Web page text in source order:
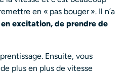
en « pas bouger ». Il n’a
excitation, de prendre de
Ensuite, vous
plus en plus de vitesse